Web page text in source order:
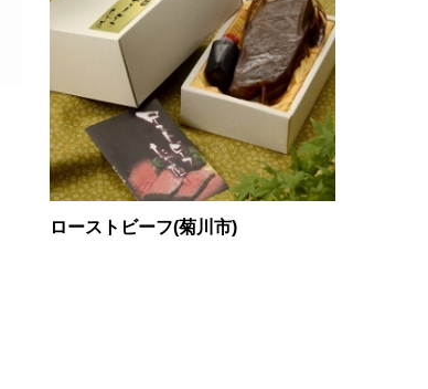
ローストビーフ(菊川市)